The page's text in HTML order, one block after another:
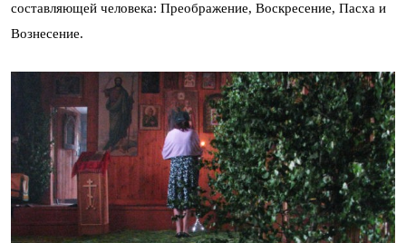
составляющей человека: Преображение, Воскресение, Пасха и
Вознесение.